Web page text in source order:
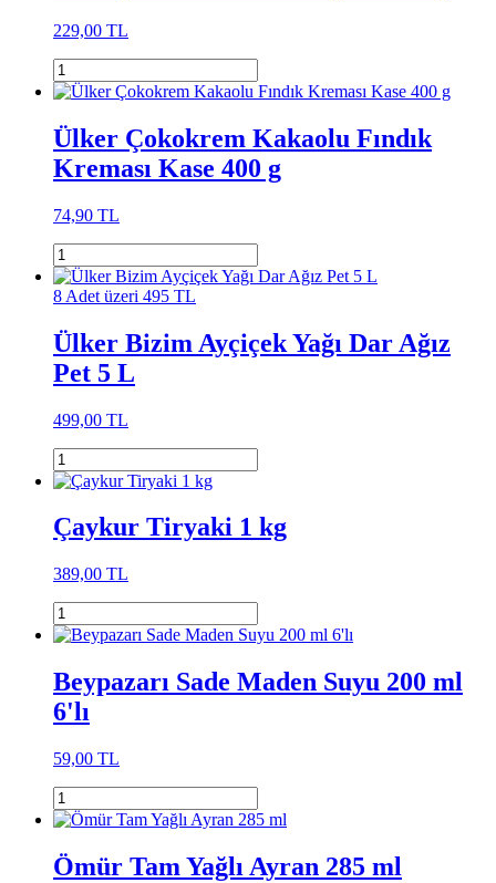
229,00 TL
Ülker Çokokrem Kakaolu Fındık
Kreması Kase 400 g
74,90 TL
8 Adet üzeri 495 TL
Ülker Bizim Ayçiçek Yağı Dar Ağız
Pet 5 L
499,00 TL
Çaykur Tiryaki 1 kg
389,00 TL
Beypazarı Sade Maden Suyu 200 ml
6'lı
59,00 TL
Ömür Tam Yağlı Ayran 285 ml